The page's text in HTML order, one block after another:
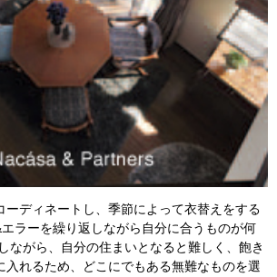
ーディネートし、季節によって衣替えをする
ラーを繰り返しながら自分に合うものが何
ながら、自分の住まいとなると難しく、飽き
入れるため、どこにでもある無難なものを選